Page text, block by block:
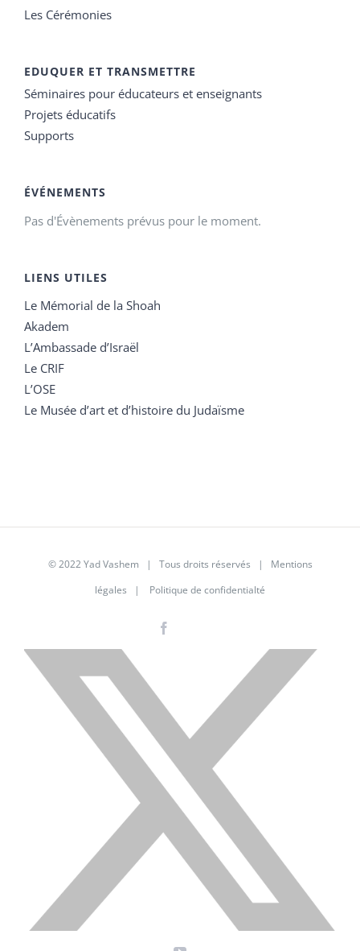
Les Cérémonies
EDUQUER ET TRANSMETTRE
Séminaires pour éducateurs et enseignants
Projets éducatifs
Supports
ÉVÉNEMENTS
Pas d'Évènements prévus pour le moment.
LIENS UTILES
Le Mémorial de la Shoah
Akadem
L’Ambassade d’Israël
Le CRIF
L’OSE
Le Musée d’art et d’histoire du Judaïsme
© 2022 Yad Vashem | Tous droits réservés | Mentions
légales | Politique de confidentialté
X